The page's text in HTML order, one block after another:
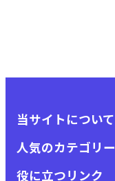
当サイトについて
人気のカテゴリー
役に立つリンク